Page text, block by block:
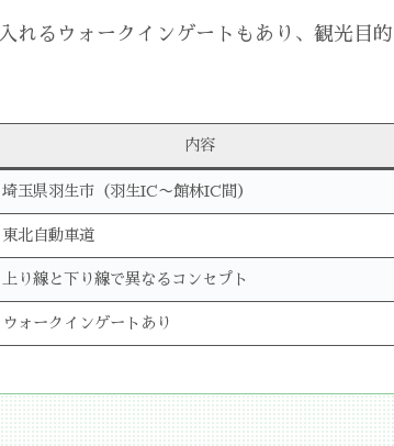
れるウォークインゲートもあり、観光目的
内容
埼玉県羽生市（羽生IC〜館林IC間）
東北自動車道
上り線と下り線で異なるコンセプト
ウォークインゲートあり